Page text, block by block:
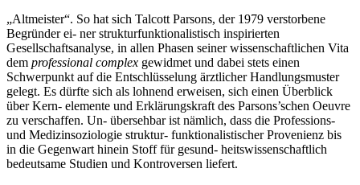
„Altmeister“. So hat sich Talcott Parsons, der 1979 verstorbene
Begründer ei- ner strukturfunktionalistisch inspirierten
Gesellschaftsanalyse, in allen Phasen seiner wissenschaftlichen Vita
dem professional complex gewidmet und dabei stets einen
Schwerpunkt auf die Entschlüsselung ärztlicher Handlungsmuster
gelegt. Es dürfte sich als lohnend erweisen, sich einen Überblick
über Kern- elemente und Erklärungskraft des Parsons’schen Oeuvre
zu verschaffen. Un- übersehbar ist nämlich, dass die Professions-
und Medizinsoziologie struktur- funktionalistischer Provenienz bis
in die Gegenwart hinein Stoff für gesund- heitswissenschaftlich
bedeutsame Studien und Kontroversen liefert.